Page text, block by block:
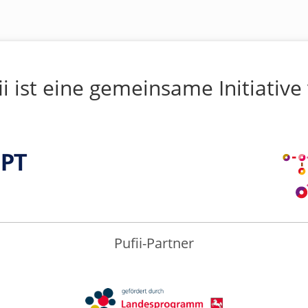
ist eine gemeinsame Initiative
Pufii-Partner